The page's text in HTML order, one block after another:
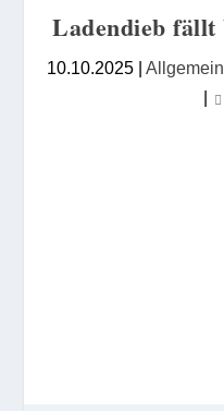
Ladendieb fällt
10.10.2025 | Allgemein
|